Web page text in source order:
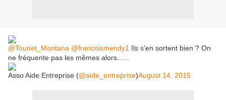
@Tounet_Montana @francoismendy1 Ils s'en sortent bien ? On
ne fréquente pas les mêmes alors......
Asso Aide Entreprise (@aide_entreprise)August 14, 2015